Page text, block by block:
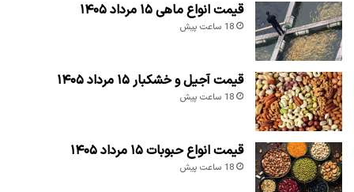
قیمت انواع ماهی ۱۵ مرداد ۱۴۰۵
18 ساعت پیش
قیمت آجیل و خشکبار ۱۵ مرداد ۱۴۰۵
18 ساعت پیش
قیمت انواع حبوبات ۱۵ مرداد ۱۴۰۵
18 ساعت پیش